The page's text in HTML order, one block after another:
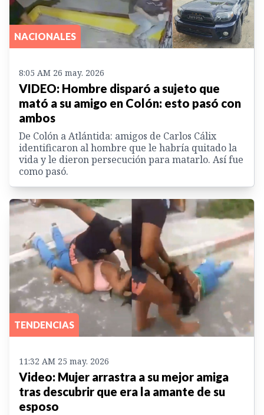
NACIONALES
8:05 AM 26 may. 2026
VIDEO: Hombre disparó a sujeto que
mató a su amigo en Colón: esto pasó con
ambos
De Colón a Atlántida: amigos de Carlos Cálix
identificaron al hombre que le habría quitado la
vida y le dieron persecución para matarlo. Así fue
como pasó.
TENDENCIAS
11:32 AM 25 may. 2026
Video: Mujer arrastra a su mejor amiga
tras descubrir que era la amante de su
esposo